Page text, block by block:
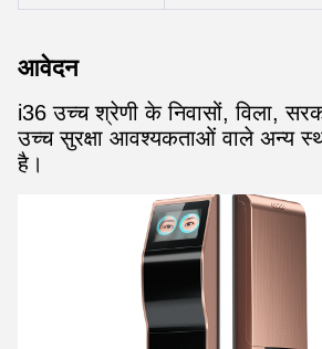
आवेदन
i36 उच्च श्रेणी के निवासों, विला,
उच्च सुरक्षा आवश्यकताओं वाले अन्य
है।